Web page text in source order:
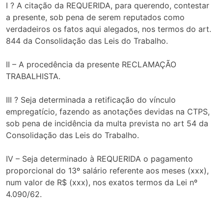
I ? A citação da REQUERIDA, para querendo, contestar
a presente, sob pena de serem reputados como
verdadeiros os fatos aqui alegados, nos termos do art.
844 da Consolidação das Leis do Trabalho.
II – A procedência da presente RECLAMAÇÃO
TRABALHISTA.
III ? Seja determinada a retificação do vínculo
empregatício, fazendo as anotações devidas na CTPS,
sob pena de incidência da multa prevista no art 54 da
Consolidação das Leis do Trabalho.
IV – Seja determinado à REQUERIDA o pagamento
proporcional do 13º salário referente aos meses (xxx),
num valor de R$ (xxx), nos exatos termos da Lei nº
4.090/62.